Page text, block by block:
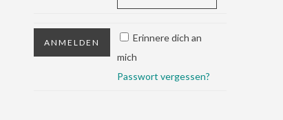
Erinnere dich an
mich
Passwort vergessen?